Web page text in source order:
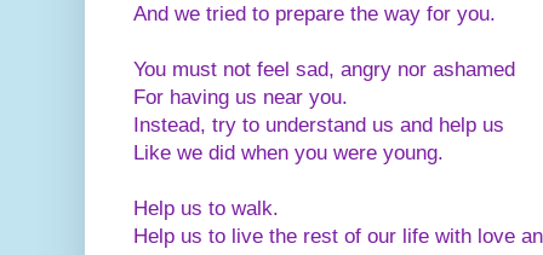
And we tried to prepare the way for you.
You must not feel sad, angry nor ashamed
For having us near you.
Instead, try to understand us and help us
Like we did when you were young.
Help us to walk.
Help us to live the rest of our life with love